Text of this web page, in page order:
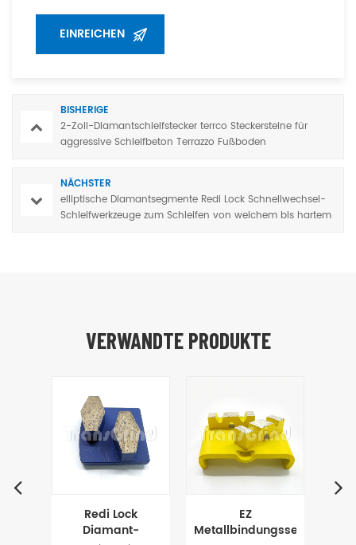
BISHERIGE
2-Zoll-Diamantschleifstecker terrco Steckersteine für
aggressive Schleifbeton Terrazzo Fußboden
NÄCHSTER
elliptische Diamantsegmente Redi Lock Schnellwechsel-
Schleifwerkzeuge zum Schleifen von weichem bis hartem
VERWANDTE PRODUKTE
Redi Lock
Diamant-
EZ